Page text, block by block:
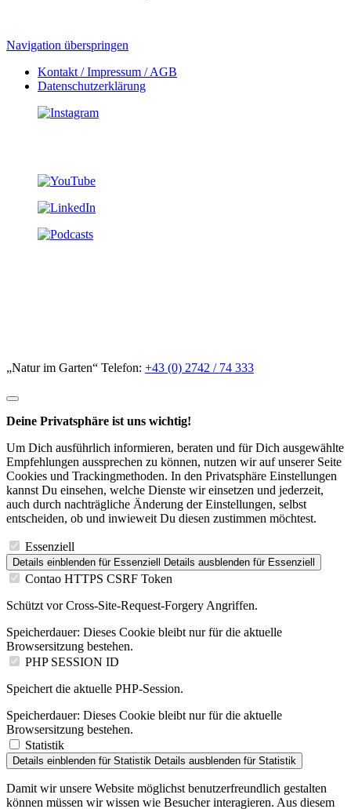
Navigation überspringen
Kontakt / Impressum / AGB
Datenschutzerklärung
Empfehlungen aussprechen zu können, nutzen wir auf unserer Seite
Cookies und Trackingmethoden. In den Privatsphäre Einstellungen
kannst Du einsehen, welche Dienste wir einsetzen und jederzeit,
auch durch nachträgliche Änderung der Einstellungen, selbst
entscheiden, ob und inwieweit Du diesen zustimmen möchtest.
Details einblenden
Contao HTTPS CSRF Token
Browsersitzung bestehen.
PHP SESSION ID
Browsersitzung bestehen.
Statistik
Details einblenden
Damit wir unsere Website möglichst benutzerfreundlich gestalten
können müssen wir wissen wie Besucher interagieren. Aus diesem
Grund werden Informationen anonym gesammelt.